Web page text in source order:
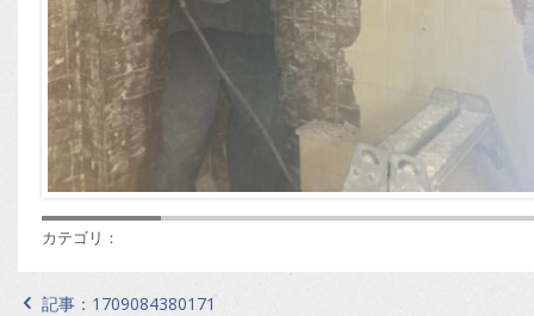
カテゴリ：
記事： 1709084380171